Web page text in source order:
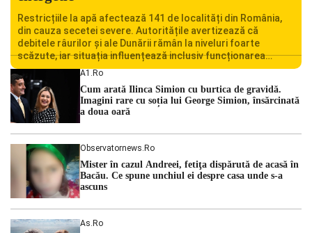
Restricțiile la apă afectează 141 de localități din România,
din cauza secetei severe. Autoritățile avertizează că
debitele râurilor și ale Dunării rămân la niveluri foarte
scăzute, iar situația influențează inclusiv funcționarea
Centralei Nucleare de la Cernavodă. România se confruntă
cu una dintre cele mai dificile perioade din punct de vedere
hidrologic din ultimii ani. Lipsa […]
A1.ro
Cum arată Ilinca Simion cu burtica de gravidă.
Imagini rare cu soția lui George Simion, însărcinată
a doua oară
Observatornews.ro
Mister în cazul Andreei, fetiţa dispărută de acasă în
Bacău. Ce spune unchiul ei despre casa unde s-a
ascuns
As.ro